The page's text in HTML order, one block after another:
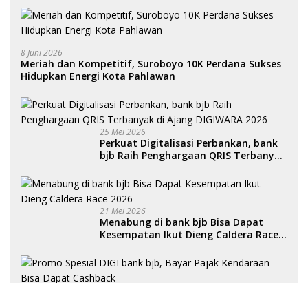
8 Juni 2026
Meriah dan Kompetitif, Suroboyo 10K Perdana Sukses
Hidupkan Energi Kota Pahlawan
25 Mei 2026
Perkuat Digitalisasi Perbankan, bank
bjb Raih Penghargaan QRIS Terbanyak
21 Mei 2026
Menabung di bank bjb Bisa Dapat
Kesempatan Ikut Dieng Caldera Race